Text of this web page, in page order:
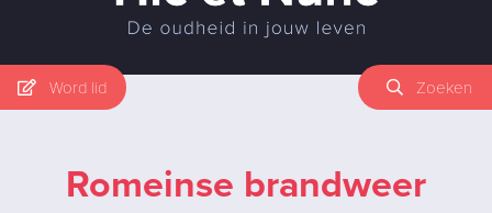
Word lid Zoeken
Romeinse brandweer